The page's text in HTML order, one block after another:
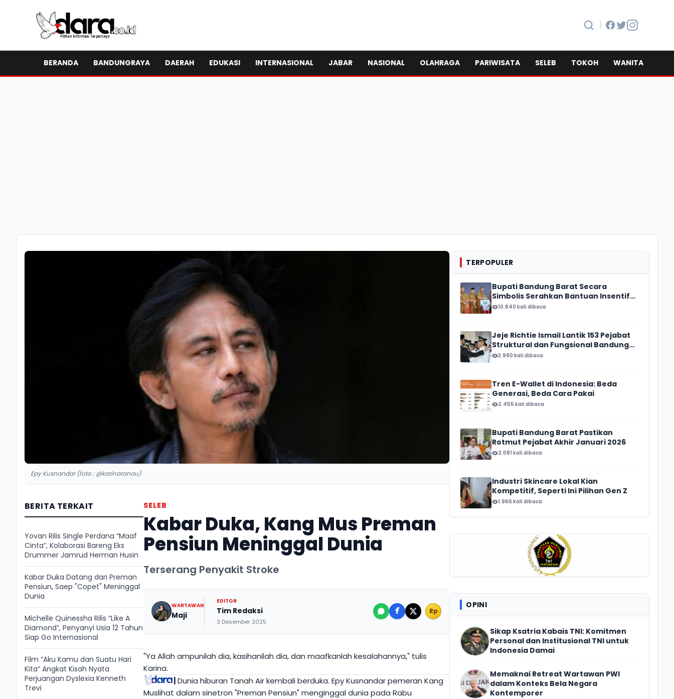
|
BERANDA BANDUNGRAYA DAERAH EDUKASI INTERNASIONAL JABAR NASIONAL OLAHRAGA PARIWISATA SELEB TOKOH WANITA
Epy Kusnandar (foto : @karinaranau)
BERITA TERKAIT
Yovan Rilis Single Perdana “Maaf
Cinta”, Kolaborasi Bareng Eks
Drummer Jamrud Herman Husin
Kabar Duka Datang dari Preman
Pensiun, Saep "Copet" Meninggal
Dunia
Michelle Quinessha Rilis “Like A
Diamond”, Penyanyi Usia 12 Tahun
Siap Go Internasional
Film “Aku Kamu dan Suatu Hari
Kita” Angkat Kisah Nyata
Perjuangan Dyslexia Kenneth
Trevi
SELEB
Kabar Duka, Kang Mus Preman
Pensiun Meninggal Dunia
Terserang Penyakit Stroke
WARTAWAN
Maji
EDITOR
Tim Redaksi
3 Desember 2025
Rp
"Ya Allah ampunilah dia, kasihanilah dia, dan maafkanlah kesalahannya," tulis
Karina.
|Dunia hiburan Tanah Air kembali berduka. Epy Kusnandar pemeran Kang
Muslihat dalam sinetron "Preman Pensiun" menginggal dunia pada Rabu
TERPOPULER
Bupati Bandung Barat Secara
Simbolis Serahkan Bantuan Insentif
Ketua RT/ RW, Total Anggaran
10.840 kali dibaca
Jeje Richtie Ismail Lantik 153 Pejabat
Struktural dan Fungsional Bandung
Barat
3.990 kali dibaca
Tren E-Wallet di Indonesia: Beda
Generasi, Beda Cara Pakai
2.455 kali dibaca
Bupati Bandung Barat Pastikan
Rotmut Pejabat Akhir Januari 2026
2.081 kali dibaca
Industri Skincare Lokal Kian
Kompetitif, Seperti Ini Pilihan Gen Z
1.966 kali dibaca
OPINI
Sikap Ksatria Kabais TNI: Komitmen
Personal dan Institusional TNI untuk
Indonesia Damai
Memaknai Retreat Wartawan PWI
dalam Konteks Bela Negara
Kontemporer